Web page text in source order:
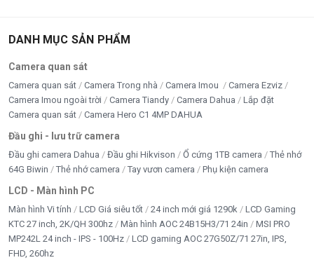
DANH MỤC SẢN PHẨM
Camera quan sát
Camera quan sát Camera Trong nhà Camera Imou
Camera Ezviz
Camera Imou ngoài trời
Camera Tiandy Camera Dahua
Lắp đặt
Camera quan sát
Camera Hero C1 4MP DAHUA
Đầu ghi - lưu trữ camera
Đầu ghi camera Dahua Đầu ghi Hikvison Ổ cứng 1TB camera
Thẻ nhớ
64G Biwin
Thẻ nhớ camera Tay vươn camera Phụ kiện camera
LCD - Màn hình PC
Màn hình Vi tính LCD Giá siêu tốt 24 inch mới giá 1290k
LCD Gaming
KTC 27 inch, 2K/QH 300hz
Màn hình AOC 24B15H3/71 24in
MSI PRO
MP242L 24 inch - IPS - 100Hz
LCD gaming AOC 27G50Z/71 27in, IPS,
FHD, 260hz